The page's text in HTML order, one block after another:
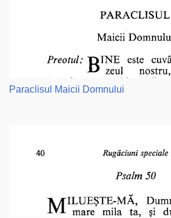
Paraclisul Maicii Domnului